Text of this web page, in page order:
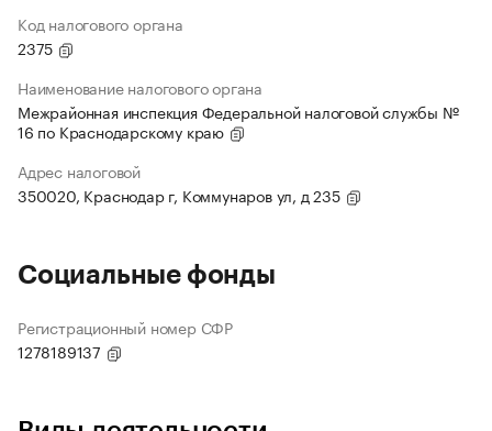
Код налогового органа
2375
Наименование налогового органа
Межрайонная инспекция Федеральной налоговой службы №
16 по Краснодарскому краю
Адрес налоговой
350020, Краснодар г, Коммунаров ул, д 235
Социальные фонды
Регистрационный номер СФР
1278189137